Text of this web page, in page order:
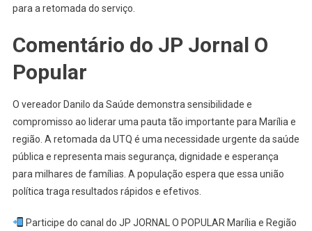
para a retomada do serviço.
Comentário do JP Jornal O
Popular
O vereador Danilo da Saúde demonstra sensibilidade e
compromisso ao liderar uma pauta tão importante para Marília e
região. A retomada da UTQ é uma necessidade urgente da saúde
pública e representa mais segurança, dignidade e esperança
para milhares de famílias. A população espera que essa união
política traga resultados rápidos e efetivos.
Participe do canal do JP JORNAL O POPULAR Marília e Região